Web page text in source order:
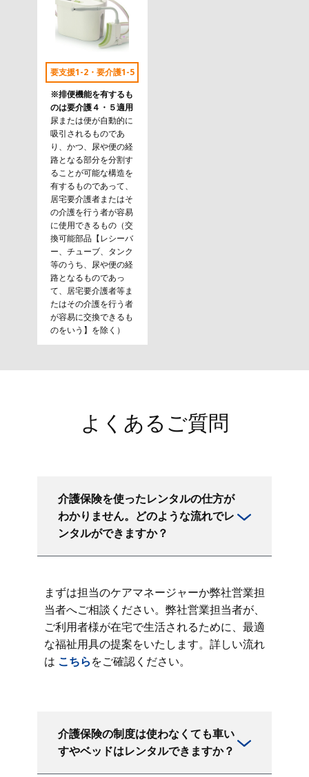
要支援1-2・要介護1-5
※排便機能を有するも
のは要介護４・５適用
尿または便が自動的に
吸引されるものであ
り、かつ、尿や便の経
路となる部分を分割す
ることが可能な構造を
有するものであって、
居宅要介護者またはそ
の介護を行う者が容易
に使用できるもの（交
換可能部品【レシーバ
ー、チューブ、タンク
等のうち、尿や便の経
路となるものであっ
て、居宅要介護者等ま
たはその介護を行う者
が容易に交換できるも
のをいう】を除く）
よくあるご質問
介護保険を使ったレンタルの仕方が
わかりません。どのような流れでレ
ンタルができますか？
まずは担当のケアマネージャーか弊社営業担
当者へご相談ください。弊社営業担当者が、
ご利用者様が在宅で生活されるために、最適
な福祉用具の提案をいたします。詳しい流れ
は こちらをご確認ください。
介護保険の制度は使わなくても車い
すやベッドはレンタルできますか？